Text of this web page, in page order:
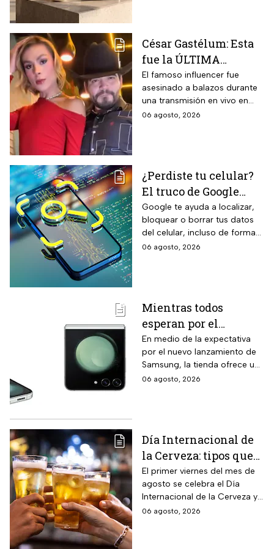
térmicas frente al frío y calor,
reducción del paso de ruidos
exteriores y aplicación directa
mediante cepillo de ixtle sin
necesidad de tela de refuerzo
César Gastélum: Esta
fue la ÚLTIMA
publicación del
influencer en redes
sociales: “La cita
fresita” | VIDEO
El famoso influencer fue
asesinado a balazos durante
una transmisión en vivo en
calles del municipio de
06 agosto, 2026
¿Perdiste tu celular?
El truco de Google
para localizarlo y
proteger tus datos
Google te ayuda a localizar,
bloquear o borrar tus datos
del celular, incluso de forma
remota; debes tener activada
06 agosto, 2026
Mientras todos
esperan por el
Samsung Z Flip8,
Liverpool rebaja y
remata el Galaxy Z
Flip5 de 256GB a tres
En medio de la expectativa
por el nuevo lanzamiento de
Samsung, la tienda ofrece un
modelo anterior a un precio
06 agosto, 2026
Día Internacional de
la Cerveza: tipos que
hay con base en su
sabor y fermentación
El primer viernes del mes de
agosto se celebra el Día
Internacional de la Cerveza y
si quieres celebrarlo
06 agosto, 2026